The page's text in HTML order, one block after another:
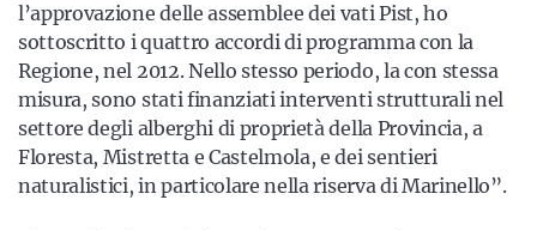
l’approvazione delle assemblee dei vati Pist, ho
sottoscritto i quattro accordi di programma con la
Regione, nel 2012. Nello stesso periodo, la con stessa
misura, sono stati finanziati interventi strutturali nel
settore degli alberghi di proprietà della Provincia, a
Floresta, Mistretta e Castelmola, e dei sentieri
naturalistici, in particolare nella riserva di Marinello”.